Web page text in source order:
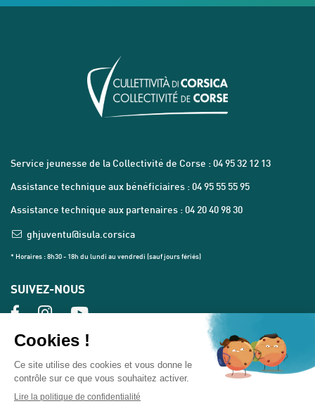
Service jeunesse de la Collectivité de Corse : 04 95 32 12 13
Assistance technique aux bénéficiaires : 04 95 55 55 95
Assistance technique aux partenaires : 04 20 40 98 30
ghjuventu@isula.corsica
* Horaires : 8h30 - 18h du lundi au vendredi (sauf jours fériés)
SUIVEZ-NOUS